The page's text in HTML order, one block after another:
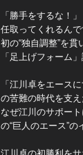
「勝手をするな！
任取ってくれるん
初の“独自調整”を
「足上げフォーム
「江川卓をエース
の苦難の時代を支
なぜ江川のサポー
の“巨人のエース”の